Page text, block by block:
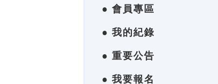
● 會員專區
● 我的紀錄
● 重要公告
● 我要報名